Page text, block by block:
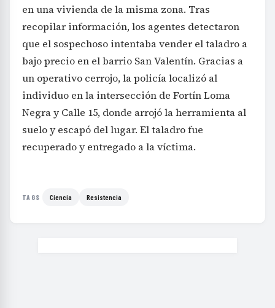
en una vivienda de la misma zona. Tras
recopilar información, los agentes detectaron
que el sospechoso intentaba vender el taladro a
bajo precio en el barrio San Valentín. Gracias a
un operativo cerrojo, la policía localizó al
individuo en la intersección de Fortín Loma
Negra y Calle 15, donde arrojó la herramienta al
suelo y escapó del lugar. El taladro fue
recuperado y entregado a la víctima.
TAGS Ciencia Resistencia